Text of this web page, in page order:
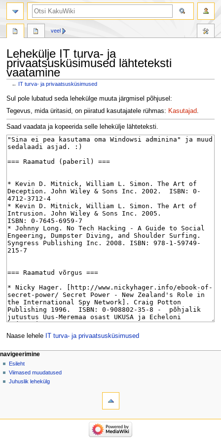
Lehekülje IT turva- ja
privaatsusküsimused lähteteksti
vaatamine
← IT turva- ja privaatsusküsimused
Mine
navigeerimisribale
Mine
otsikasti
Sul pole lubatud seda lehekülge muuta järgmisel põhjusel:
Tegevus, mida üritasid, on piiratud kasutajatele rühmas: Kasutajad.
Saad vaadata ja kopeerida selle lehekülje lähteteksti.
Naase lehele IT turva- ja privaatsusküsimused
Navigeerimismenüü
lehetoimingud
artikkel
arutelu
vaata
veel
isiklikud lehed
logi
sisse
navigeerimine
Esileht
Viimased muudatused
Juhuslik lehekülg
otsing
navigeerimine